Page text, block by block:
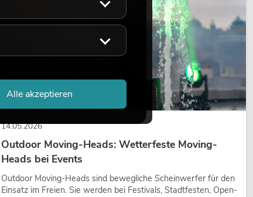
14.05.2026
Outdoor Moving-Heads: Wetterfeste Moving-
Heads bei Events
Outdoor Moving-Heads sind bewegliche Scheinwerfer für den
Einsatz im Freien. Sie werden bei Festivals, Stadtfesten, Open-
Alle akzeptieren